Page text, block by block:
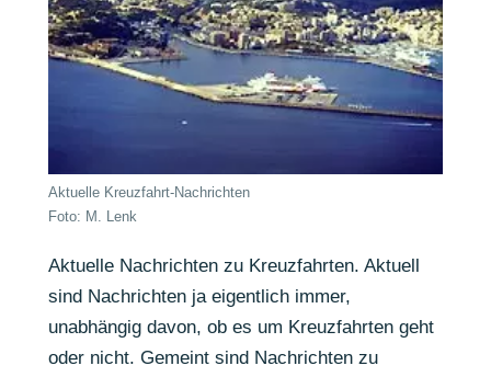
Aktuelle Kreuzfahrt-Nachrichten
Foto: M. Lenk
Aktuelle Nachrichten zu Kreuzfahrten. Aktuell
sind Nachrichten ja eigentlich immer,
unabhängig davon, ob es um Kreuzfahrten geht
oder nicht. Gemeint sind Nachrichten zu